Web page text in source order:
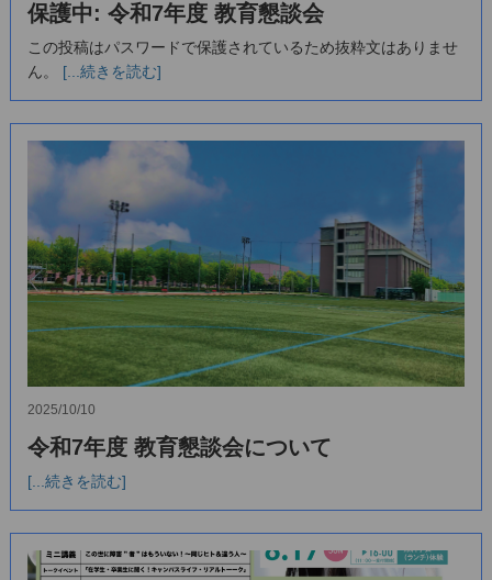
保護中: 令和7年度 教育懇談会
この投稿はパスワードで保護されているため抜粋文はありませ
ん。 [...続きを読む]
2025/10/10
令和7年度 教育懇談会について
[...続きを読む]